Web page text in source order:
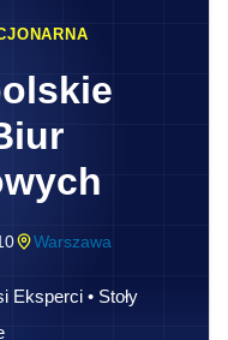
Warszawa
Eksperci • Stoły